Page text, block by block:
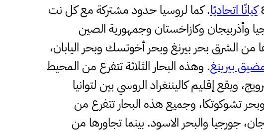
كيانًا اتحاديًا. كما لروسيا حدود مشتركة مع كل نت
وأذربيجان وكازاخستان وجمهورية الصين
من الشرق بحر بيرنغ وبحر أخوتسك وبحر اليابان،
بيرينغ. وهذه البحار الثلاثة تتفرع من المحيط
ويقع إقليم كاليننغراد الروسي بين لتوانيا
تشوكوتكا، وجميع هذه البحار تتفرع من
جورجيا والبحر الاسود. بينما تجاورها من